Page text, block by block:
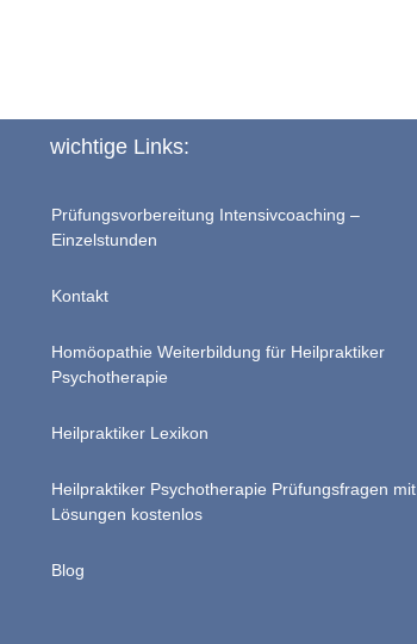
wichtige Links:
Prüfungsvorbereitung Intensivcoaching –
Einzelstunden
Kontakt
Homöopathie Weiterbildung für Heilpraktiker
Psychotherapie
Heilpraktiker Lexikon
Heilpraktiker Psychotherapie Prüfungsfragen mit
Lösungen kostenlos
Blog